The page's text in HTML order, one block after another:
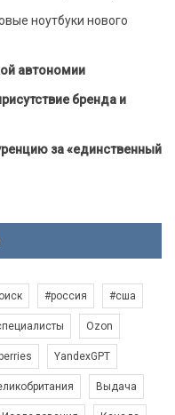
ноутбуки нового
автономии
бренда и
за «единственный
#россия #сша
Ozon
YandexGPT
Выдача